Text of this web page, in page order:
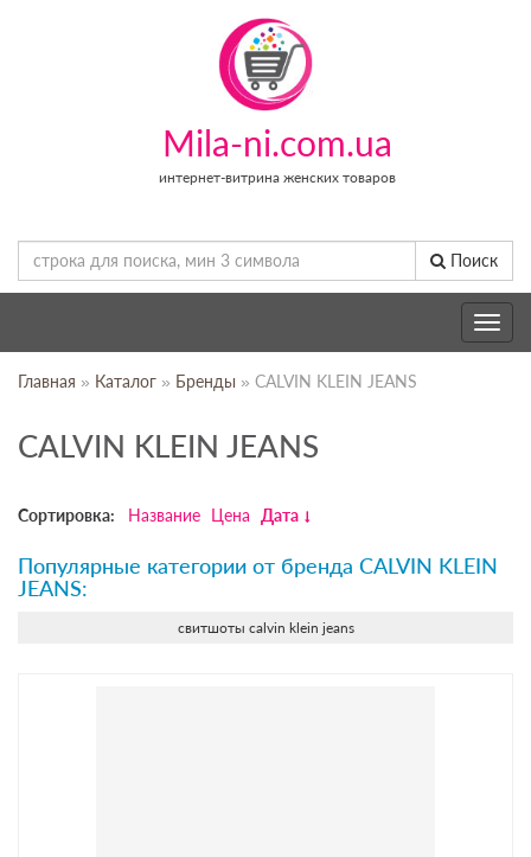
Mila-ni.com.ua
интернет-витрина женских товаров
Поиск
Toggle
Главная » Каталог » Бренды » CALVIN KLEIN JEANS
CALVIN KLEIN JEANS
Сортировка: Название Цена Дата
Популярные категории от бренда CALVIN KLEIN
JEANS:
свитшоты calvin klein jeans